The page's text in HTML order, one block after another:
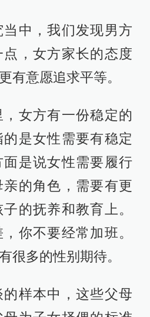
当中，我们发现男方
，女方家长的态度
有意愿追求平等。
女方有一份稳定的
是女性需要有稳定
是说女性需要履行
的角色，需要有更
的抚养和教育上。
你不要经常加班。
很多的性别期待。
的样本中，这些父母